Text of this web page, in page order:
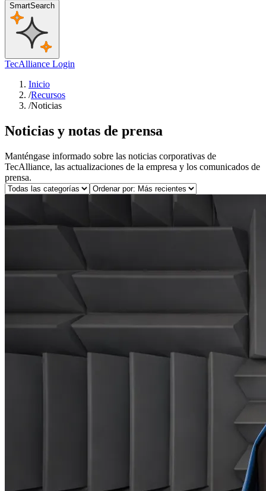
SmartSearch
TecAlliance Login
Inicio
/Recursos
/Noticias
Noticias y notas de prensa
Manténgase informado sobre las noticias corporativas de
TecAlliance, las actualizaciones de la empresa y los comunicados de
prensa.